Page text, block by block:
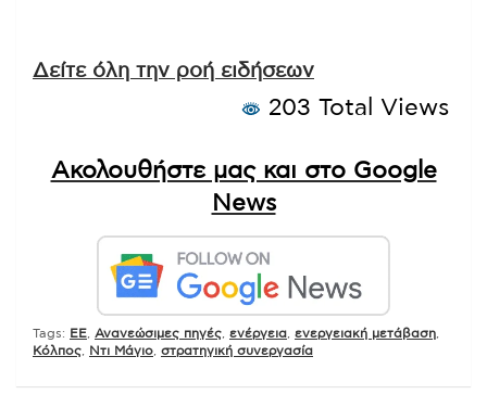
Δείτε όλη την ροή ειδήσεων
203 Total Views
Ακολουθήστε μας και στο Google
News
Tags: EE Ανανεώσιμες πηγές ενέργεια ενεργειακή μετάβαση
Κόλπος
Ντι Μάγιο στρατηγική συνεργασία